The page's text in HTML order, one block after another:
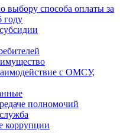
выбору способа оплаты за
году
с ОМСУ,
полномочий
коррупции